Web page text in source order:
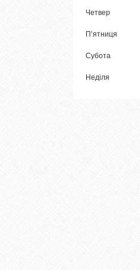
Четвер
Пʼятниця
Субота
Неділя